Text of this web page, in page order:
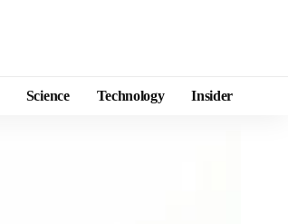
Science Technology Insider